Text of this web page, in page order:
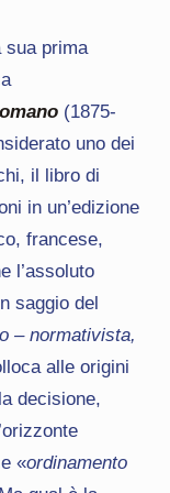
sua prima
(1875-
uno dei
il libro di
in un’edizione
francese,
l’assoluto
saggio del
– normativista,
alle origini
decisione,
«ordinamento